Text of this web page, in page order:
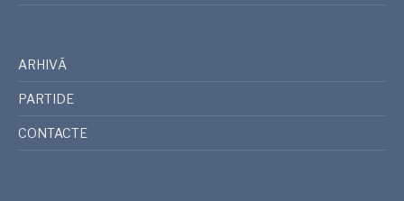
ARHIVĂ
PARTIDE
CONTACTE